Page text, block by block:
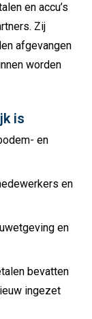
en accu’s
Zij
afgevangen
worden
is
en
en
en
bevatten
ingezet